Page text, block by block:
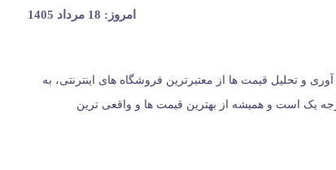
امروز: 18 مرداد 1405
1396 با وب سایت (مس زنجان) شروع کردیم و حالا 024 کالا در کنار شماست. ما با جمع‌ آوری و تحلیل قیمت‌ ها از معتبرترین فروشگاه‌ های اینترنتی، به
مستقل برای معرفی کالاهای درجه یک است و همیشه از بهترین قیمت‌ ها و واقعی‌ ترین